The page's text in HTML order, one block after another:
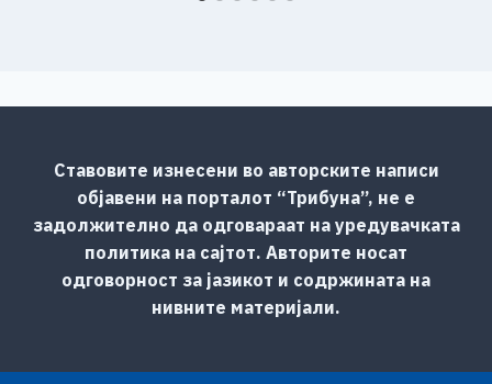
Ставовите изнесени во авторските написи
објавени на порталот “Трибуна”, не е
задолжително да одговараат на уредувачката
политика на сајтот. Авторите носат
одговорност за јазикот и содржината на
нивните материјали.